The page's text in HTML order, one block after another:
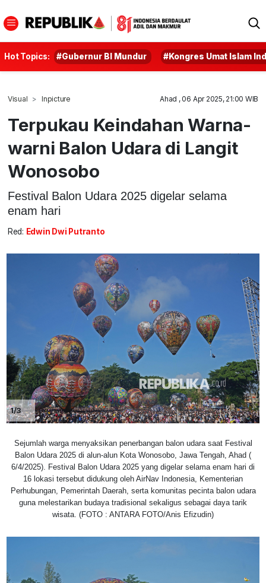
Hot Topics: #Gubernur BI Mundur #Kongres Umat Islam
Visual Inpicture Ahad , 06 Apr 2025, 21:00 WIB
Terpukau Keindahan Warna-
warni Balon Udara di Langit
Wonosobo
Festival Balon Udara 2025 digelar selama
enam hari
Red: Edwin Dwi Putranto
1/3
Sejumlah warga menyaksikan penerbangan balon udara saat Festival
Balon Udara 2025 di alun-alun Kota Wonosobo, Jawa Tengah, Ahad (
6/4/2025). Festival Balon Udara 2025 yang digelar selama enam hari di
16 lokasi tersebut didukung oleh AirNav Indonesia, Kementerian
Perhubungan, Pemerintah Daerah, serta komunitas pecinta balon udara
guna melestarikan budaya tradisional sekaligus sebagai daya tarik
wisata. (FOTO : ANTARA FOTO/Anis Efizudin)